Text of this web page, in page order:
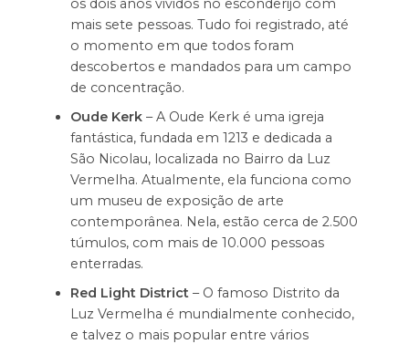
os dois anos vividos no esconderijo com
mais sete pessoas. Tudo foi registrado, até
o momento em que todos foram
descobertos e mandados para um campo
de concentração.
Oude Kerk – A Oude Kerk é uma igreja
fantástica, fundada em 1213 e dedicada a
São Nicolau, localizada no Bairro da Luz
Vermelha. Atualmente, ela funciona como
um museu de exposição de arte
contemporânea. Nela, estão cerca de 2.500
túmulos, com mais de 10.000 pessoas
enterradas.
Red Light District– O famoso Distrito da
Luz Vermelha é mundialmente conhecido,
e talvez o mais popular entre vários